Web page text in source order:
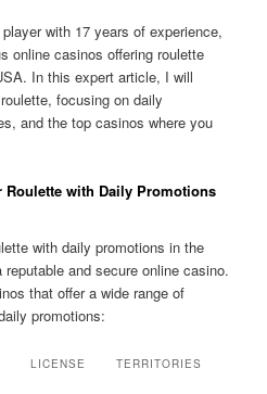
with 17 years of experience,
online casinos offering roulette
In this expert article, I will
focusing on daily
and the top casinos where you
Roulette with Daily Promotions
with daily promotions in the
and secure online casino.
that offer a wide range of
promotions:
LICENSE TERRITORIES